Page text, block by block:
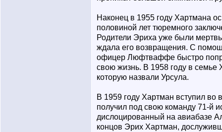
Наконец в 1955 году Хартмана
половиной лет тюремного
Родители Эриха уже были
ждала его возвращения. С
офицер Люфтваффе быстро
свою жизнь. В 1958 году в семье
которую назвали Урсула.
В 1959 году Хартман вступил
получил под свою команду 71-й
дислоцированный на авиабазе
концов Эрих Хартман,